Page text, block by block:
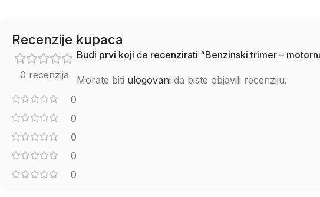
Recenzije kupaca
0 recenzija
0
0
0
0
0
Budi prvi koji će recenzirati “Benzinski trimer –
Morate biti ulogovani da biste objavili recenziju.